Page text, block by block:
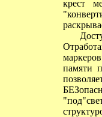
крест
памяти